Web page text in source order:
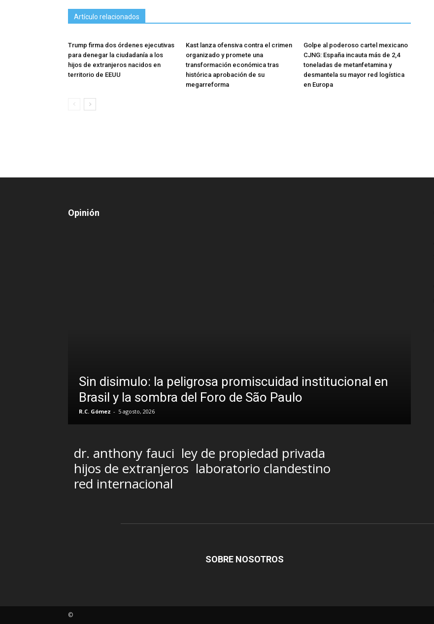
Artículo relacionados
Trump firma dos órdenes ejecutivas
para denegar la ciudadanía a los
hijos de extranjeros nacidos en
territorio de EEUU
Kast lanza ofensiva contra el crimen
organizado y promete una
transformación económica tras
histórica aprobación de su
megarreforma
Golpe al poderoso cartel mexicano
CJNG: España incauta más de 2,4
toneladas de metanfetamina y
desmantela su mayor red logística
en Europa
Opinión
Sin disimulo: la peligrosa promiscuidad institucional en
Brasil y la sombra del Foro de São Paulo
R.C. Gómez - 5 agosto, 2026
dr. anthony fauci ley de propiedad privada
hijos de extranjeros laboratorio clandestino
red internacional
SOBRE NOSOTROS
©